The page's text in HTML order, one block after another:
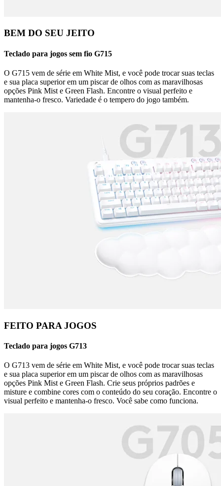
BEM DO SEU JEITO
Teclado para jogos sem fio G715
O G715 vem de série em White Mist, e você pode trocar suas teclas
e sua placa superior em um piscar de olhos com as maravilhosas
opções Pink Mist e Green Flash. Encontre o visual perfeito e
mantenha-o fresco. Variedade é o tempero do jogo também.
FEITO PARA JOGOS
Teclado para jogos G713
O G713 vem de série em White Mist, e você pode trocar suas teclas
e sua placa superior em um piscar de olhos com as maravilhosas
opções Pink Mist e Green Flash. Crie seus próprios padrões e
misture e combine cores com o conteúdo do seu coração. Encontre o
visual perfeito e mantenha-o fresco. Você sabe como funciona.